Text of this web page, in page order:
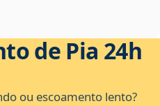
de Pia 24h
ou escoamento lento?